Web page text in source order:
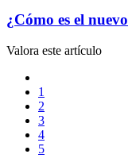
¿Cómo es el
Valora este artículo
1
2
3
4
5